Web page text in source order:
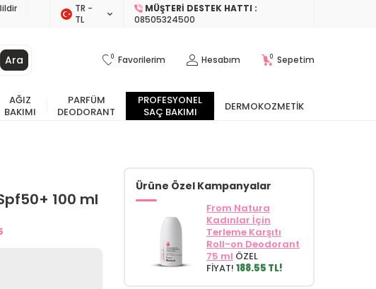
TR −
TL
MÜŞTERI DESTEK HATTI :
08505324500
Ara 0 Favorilerim Hesabım 0 Sepetim
AĞIZ
BAKIMI
PARFÜM
DEODORANT
PROFESYONEL
SAÇ BAKIMI
DERMOKOZMETIK
100 ml
Ürüne Özel Kampanyalar
From Natura
Kadınlar İçin
Terleme Karşıtı
Roll-on Deodorant
75 ml ÖZEL
FİYAT! 188.55 TL!